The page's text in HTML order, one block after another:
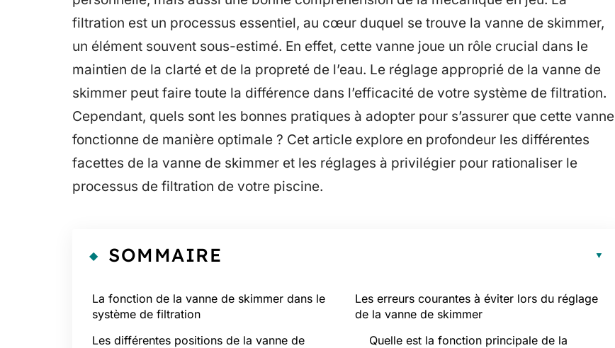
filtration est un processus essentiel, au cœur duquel se trouve la vanne de skimmer,
un élément souvent sous-estimé. En effet, cette vanne joue un rôle crucial dans le
maintien de la clarté et de la propreté de l’eau. Le réglage approprié de la vanne de
skimmer peut faire toute la différence dans l’efficacité de votre système de filtration.
Cependant, quels sont les bonnes pratiques à adopter pour s’assurer que cette vanne
fonctionne de manière optimale ? Cet article explore en profondeur les différentes
facettes de la vanne de skimmer et les réglages à privilégier pour rationaliser le
processus de filtration de votre piscine.
SOMMAIRE
La fonction de la vanne de skimmer dans le
système de filtration
Les différentes positions de la vanne de
Les erreurs courantes à éviter lors du réglage
de la vanne de skimmer
Quelle est la fonction principale de la